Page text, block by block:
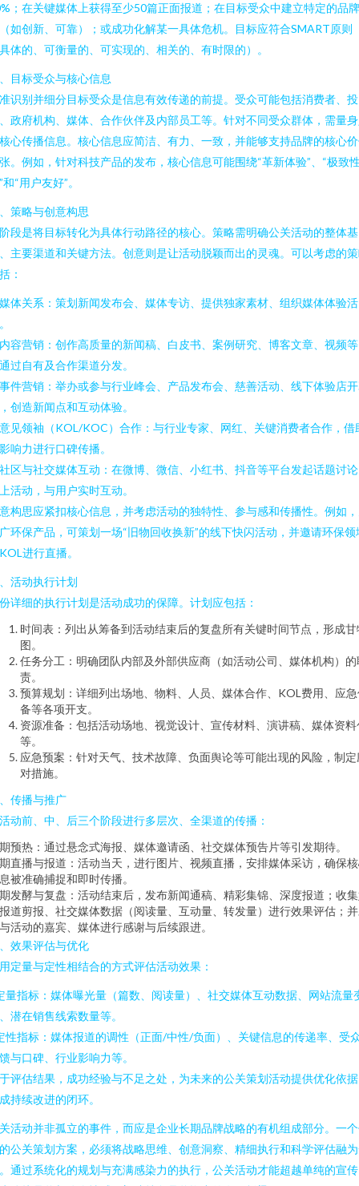
；在关键媒体上获得至少50篇正面报道；在目标受众中建立特定的品
如创新、可靠）；或成功化解某一具体危机。目标应符合SMART原则
体的、可衡量的、可实现的、相关的、有时限的）。
目标受众与核心信息
识别并细分目标受众是信息有效传递的前提。受众可能包括消费者、
政府机构、媒体、合作伙伴及内部员工等。针对不同受众群体，需量
心传播信息。核心信息应简洁、有力、一致，并能够支持品牌的核心
。例如，针对科技产品的发布，核心信息可能围绕“革新体验”、“极致
和“用户友好”。
策略与创意构思
段是将目标转化为具体行动路径的核心。策略需明确公关活动的整体基
主要渠道和关键方法。创意则是让活动脱颖而出的灵魂。可以考虑的
：
体关系：策划新闻发布会、媒体专访、提供独家素材、组织媒体体验活
容营销：创作高质量的新闻稿、白皮书、案例研究、博客文章、视频
过自有及合作渠道分发。
件营销：举办或参与行业峰会、产品发布会、慈善活动、线下体验店
创造新闻点和互动体验。
见领袖（KOL/KOC）合作：与行业专家、网红、关键消费者合作，借
响力进行口碑传播。
区与社交媒体互动：在微博、微信、小红书、抖音等平台发起话题讨
活动，与用户实时互动。
构思应紧扣核心信息，并考虑活动的独特性、参与感和传播性。例如
环保产品，可策划一场“旧物回收换新”的线下快闪活动，并邀请环保领
进行直播。
活动执行计划
详细的执行计划是活动成功的保障。计划应包括：
时间表：列出从筹备到活动结束后的复盘所有关键时间节点，形成甘
图。
任务分工：明确团队内部及外部供应商（如活动公司、媒体机构）的
责。
预算规划：详细列出场地、物料、人员、媒体合作、KOL费用、应
备等各项开支。
资源准备：包括活动场地、视觉设计、宣传材料、演讲稿、媒体资料
等。
应急预案：针对天气、技术故障、负面舆论等可能出现的风险，制定
对措施。
传播与推广
动前、中、后三个阶段进行多层次、全渠道的传播：
预热：通过悬念式海报、媒体邀请函、社交媒体预告片等引发期待。
直播与报道：活动当天，进行图片、视频直播，安排媒体采访，确保
被准确捕捉和即时传播。
发酵与复盘：活动结束后，发布新闻通稿、精彩集锦、深度报道；收
道剪报、社交媒体数据（阅读量、互动量、转发量）进行效果评估；
活动的嘉宾、媒体进行感谢与后续跟进。
效果评估与优化
定量与定性相结合的方式评估活动效果：
量指标：媒体曝光量（篇数、阅读量）、社交媒体互动数据、网站流量
潜在销售线索数量等。
性指标：媒体报道的调性（正面/中性/负面）、关键信息的传递率、受
与口碑、行业影响力等。
评估结果，成功经验与不足之处，为未来的公关策划活动提供优化依
持续改进的闭环。
活动并非孤立的事件，而应是企业长期品牌战略的有机组成部分。一
公关策划方案，必须将战略思维、创意洞察、精细执行和科学评估融
通过系统化的规划与充满感染力的执行，公关活动才能超越单纯的宣